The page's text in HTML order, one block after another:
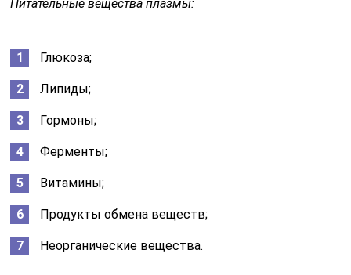
Питательные вещества плазмы:
Глюкоза;
Липиды;
Гормоны;
Ферменты;
Витамины;
Продукты обмена веществ;
Неорганические вещества.